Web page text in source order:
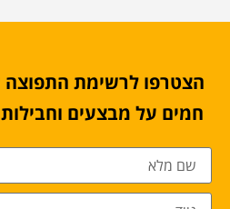
הצטרפו לרשימת התפוצה
חמים על מבצעים